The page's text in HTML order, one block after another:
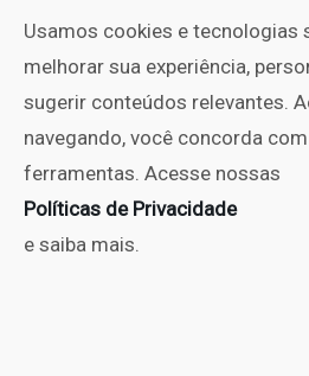
Usamos cookies e tecnologias
melhorar sua experiência,
sugerir conteúdos relevantes.
navegando, você concorda
ferramentas. Acesse nossas
Políticas de Privacidade
e saiba mais.